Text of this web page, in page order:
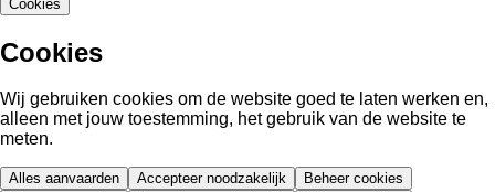
Cookies
Cookies
Wij gebruiken cookies om de website goed te laten werken en,
alleen met jouw toestemming, het gebruik van de website te
meten.
Alles aanvaarden Accepteer noodzakelijk
Beheer cookies